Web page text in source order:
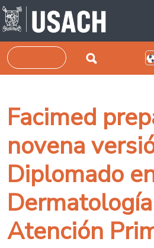
Skip to main content
Search
Facimed
novena
Diplomado
Atención